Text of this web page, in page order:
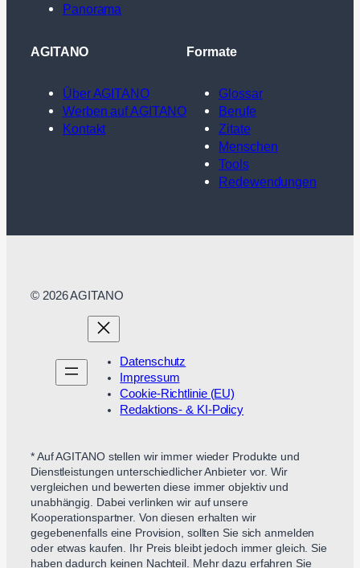
Panorama
AGITANO
Über AGITANO
Werben auf AGITANO
Kontakt
Formate
Glossar
Berufe
Zitate
Menschen
Tools
Redewendungen
© 2026 AGITANO
Datenschutz
Impressum
Cookie-Richtlinie (EU)
Redaktions- & KI-Policy
* Auf AGITANO stellen wir immer wieder Produkte und
Dienstleistungen unterschiedlicher Anbieter vor. Wir
vergleichen und bewerten diese immer objektiv und
unabhängig. Dabei verlinken wir auf unsere
Kooperationspartner. Von diesen erhalten wir
gegebenenfalls eine Provision, sollten Sie sich anmelden
oder etwas kaufen. Ihr Preis bleibt jedoch immer gleich. Sie
haben dadurch keinen Nachteil. Mehr dazu erfahren Sie